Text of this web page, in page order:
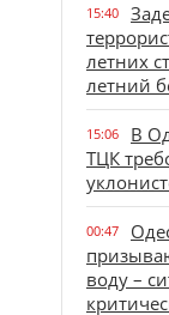
15:40
летних
летний
15:06
В
ТЦК
00:47
воду –